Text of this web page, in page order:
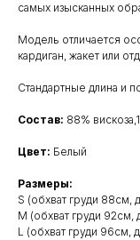
самых изысканных
Модель отличается
кардиган, жакет или
Стандартные длина и
Состав: 88%
Цвет: Белый
Размеры:
S (обхват груди 88см,
M (обхват груди 92см,
L (обхват груди 96см,